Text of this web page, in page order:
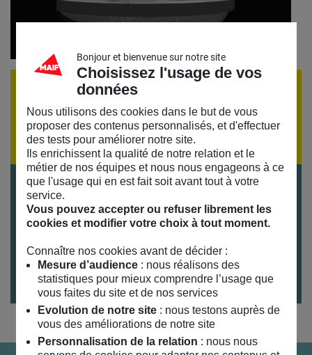
ÉVÈNEMENT TERMINÉ
Si vous souhaitez recevoir la programmation par
email,inscrivez-vous à notre lettre d'information
Tarifs
Gratuit sur inscription
Durée
Publics
Tout public
Bonjour et bienvenue sur notre site
Choisissez l'usage de vos
données
Nous utilisons des cookies dans le but de vous
proposer des contenus personnalisés, et d'effectuer
des tests pour améliorer notre site.
Ils enrichissent la qualité de notre relation et le
métier de nos équipes et nous nous engageons à ce
que l'usage qui en est fait soit avant tout à votre
service.
Vous pouvez accepter ou refuser librement les
cookies et modifier votre choix à tout moment.
Connaître nos cookies avant de décider :
Mesure d’audience: nous réalisons des
statistiques pour mieux comprendre l’usage que
vous faites du site et de nos services
Evolution de notre site: nous testons auprès de
vous des améliorations de notre site
Personnalisation de la relation : nous nous